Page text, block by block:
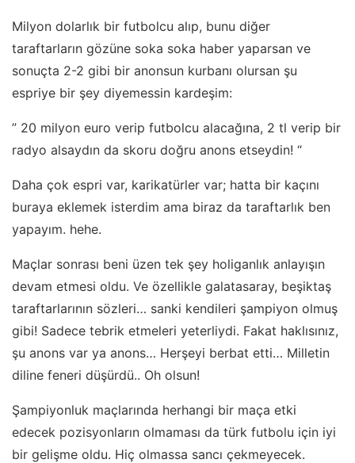
Milyon dolarlık bir futbolcu alıp, bunu diğer
taraftarların gözüne soka soka haber yaparsan ve
sonuçta 2-2 gibi bir anonsun kurbanı olursan şu
espriye bir şey diyemessin kardeşim:
” 20 milyon euro verip futbolcu alacağına, 2 tl verip bir
radyo alsaydın da skoru doğru anons etseydin! “
Daha çok espri var, karikatürler var; hatta bir kaçını
buraya eklemek isterdim ama biraz da taraftarlık ben
yapayım. hehe.
Maçlar sonrası beni üzen tek şey holiganlık anlayışın
devam etmesi oldu. Ve özellikle galatasaray, beşiktaş
taraftarlarının sözleri… sanki kendileri şampiyon olmuş
gibi! Sadece tebrik etmeleri yeterliydi. Fakat haklısınız,
şu anons var ya anons… Herşeyi berbat etti… Milletin
diline feneri düşürdü.. Oh olsun!
Şampiyonluk maçlarında herhangi bir maça etki
edecek pozisyonların olmaması da türk futbolu için iyi
bir gelişme oldu. Hiç olmassa sancı çekmeyecek.